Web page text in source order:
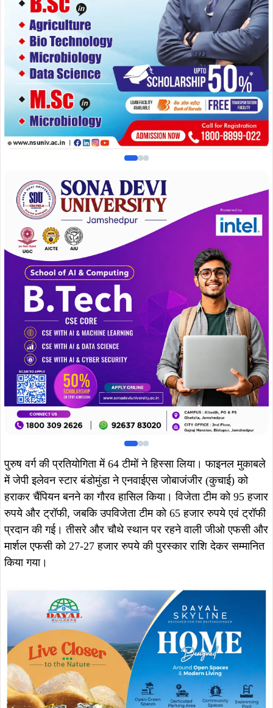
पुरुष वर्ग की प्रतियोगिता में 64 टीमों ने हिस्सा लिया। फाइनल मुकाबले
में जेपी इलेवन स्टार बंडोमुंडा ने एनवाईएस जोबाजंजीर (कुचाई) को
हराकर चैंपियन बनने का गौरव हासिल किया। विजेता टीम को 95 हजार
रुपये और ट्रॉफी, जबकि उपविजेता टीम को 65 हजार रुपये एवं ट्रॉफी
प्रदान की गई। तीसरे और चौथे स्थान पर रहने वाली जीओ एफसी और
मार्शल एफसी को 27-27 हजार रुपये की पुरस्कार राशि देकर सम्मानित
किया गया।